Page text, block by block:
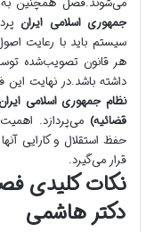
جمهوری اسلامی ایران
سیستم باید با رعایت
هر قانون تصویب‌شده
داشته باشد.در نهایت
نظام جمهوری اسلامی
قضائیه) می‌پردازد.
حفظ استقلال و کارایی
قرار می‌گیرد.
دکتر هاشمی